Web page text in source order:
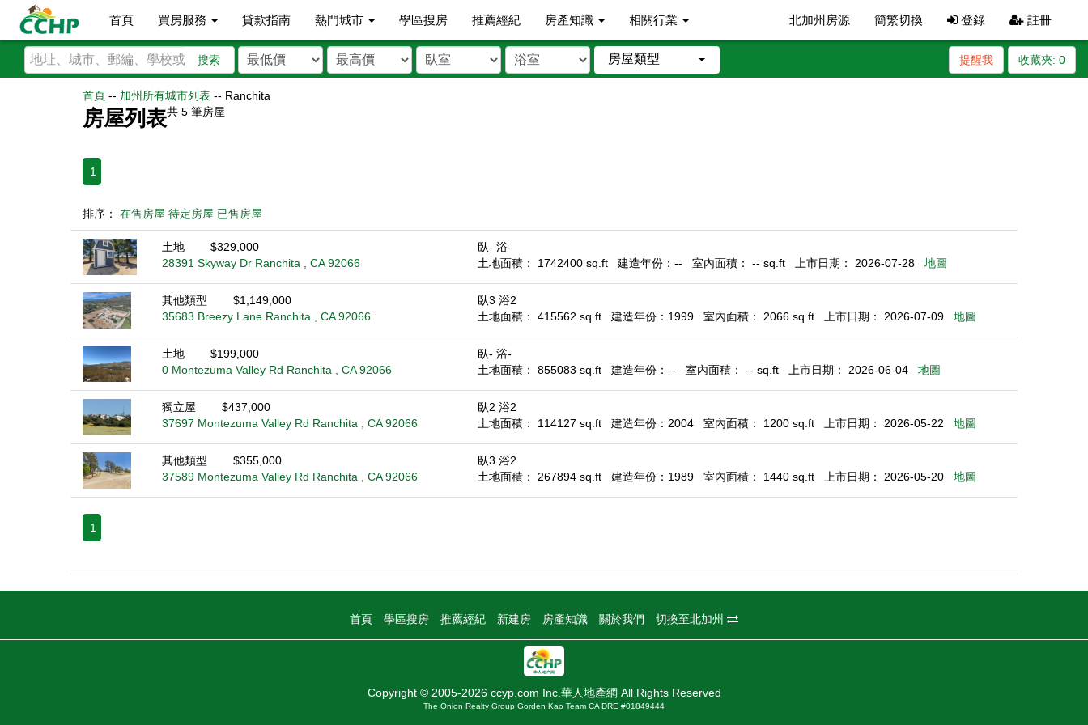
首頁 買房服務 貸款指南 熱門城市 學區搜房 推薦經紀 房產知識 相關行業 北加州房源 簡繁切換 登錄 註冊
搜索 房屋類型 收藏夾: 0
提醒我
首頁 -- 加州所有城市列表 -- Ranchita
房屋列表共 5 筆房屋
1
排序： 在售房屋 待定房屋 已售房屋
土地
$329,000
28391 Skyway Dr Ranchita , CA 92066
臥- 浴-
土地面積： 1742400 sq.ft
建造年份：-- 室內面積： -- sq.ft 上市日期： 2026-07-28 地圖
其他類型
$1,149,000
35683 Breezy Lane Ranchita , CA 92066
臥3 浴2
土地面積： 415562 sq.ft
建造年份：1999 室內面積： 2066 sq.ft 上市日期： 2026-07-09 地圖
土地
$199,000
0 Montezuma Valley Rd Ranchita , CA 92066
臥- 浴-
土地面積： 855083 sq.ft
建造年份：-- 室內面積： -- sq.ft 上市日期： 2026-06-04 地圖
獨立屋
$437,000
37697 Montezuma Valley Rd Ranchita , CA 92066
臥2 浴2
土地面積： 114127 sq.ft
建造年份：2004 室內面積： 1200 sq.ft 上市日期： 2026-05-22 地圖
其他類型
$355,000
37589 Montezuma Valley Rd Ranchita , CA 92066
臥3 浴2
土地面積： 267894 sq.ft
建造年份：1989 室內面積： 1440 sq.ft 上市日期： 2026-05-20 地圖
1
首頁 學區搜房 推薦經紀 新建房 房產知識 關於我們 切換至北加州
Copyright © 2005-2026 ccyp.com Inc.華人地產網 All Rights Reserved
The Onion Realty Group Gorden Kao Team CA DRE #01849444